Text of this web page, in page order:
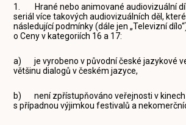
1. Hrané nebo animované audiovizuální
seriál více takových audiovizuálních děl,
následující podmínky (dále jen „Televizní
o Ceny v kategoriích 16 a 17:
a) je vyrobeno v původní české jazykové
většinu dialogů v českém jazyce,
b) není zpřístupňováno veřejnosti v kinech
s případnou výjimkou festivalů a